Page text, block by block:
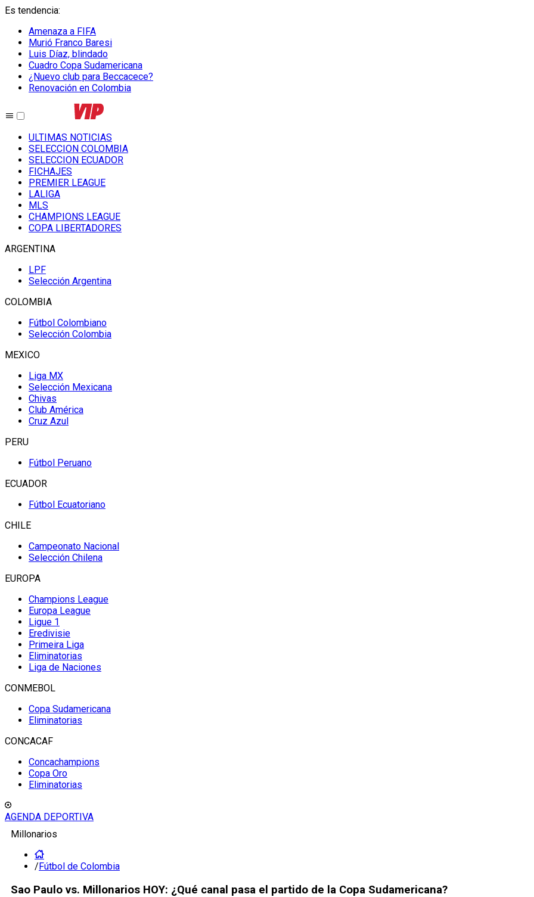
Es tendencia:
Amenaza a FIFA
Murió Franco Baresi
Luis Díaz, blindado
Cuadro Copa Sudamericana
¿Nuevo club para Beccacece?
Renovación en Colombia
ULTIMAS NOTICIAS
SELECCION COLOMBIA
SELECCION ECUADOR
FICHAJES
PREMIER LEAGUE
LALIGA
MLS
CHAMPIONS LEAGUE
COPA LIBERTADORES
ARGENTINA
LPF
Selección Argentina
COLOMBIA
Fútbol Colombiano
Selección Colombia
MEXICO
Liga MX
Selección Mexicana
Chivas
Club América
Cruz Azul
PERU
Fútbol Peruano
ECUADOR
Fútbol Ecuatoriano
CHILE
Campeonato Nacional
Selección Chilena
EUROPA
Champions League
Europa League
Ligue 1
Eredivisie
Primeira Liga
Eliminatorias
Liga de Naciones
CONMEBOL
Copa Sudamericana
Eliminatorias
CONCACAF
Concachampions
Copa Oro
Eliminatorias
AGENDA DEPORTIVA
Millonarios
/Fútbol de Colombia
Sao Paulo vs. Millonarios HOY: ¿Qué canal pasa el partido de la Copa Sudamericana?